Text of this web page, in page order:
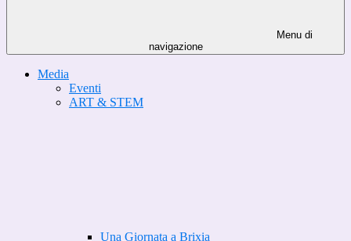
Menu di
navigazione
Media
Eventi
ART & STEM
Una Giornata a Brixia